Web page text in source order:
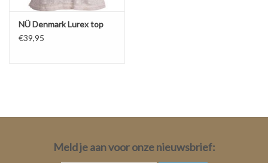
NÜ Denmark Lurex top
€39,95
Meld je aan voor onze nieuwsbrief: